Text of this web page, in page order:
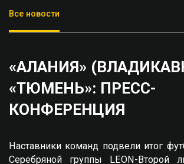
Все новости
«АЛАНИЯ»
«ТЮМЕНЬ»: ПРЕСС-
КОНФЕРЕНЦИЯ
Наставники команд подвели итог
Серебряной группы LEON-Второй